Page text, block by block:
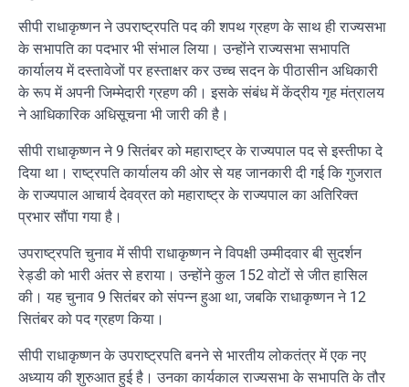
सीपी राधाकृष्णन ने उपराष्ट्रपति पद की शपथ ग्रहण के साथ ही राज्यसभा
के सभापति का पदभार भी संभाल लिया। उन्होंने राज्यसभा सभापति
कार्यालय में दस्तावेजों पर हस्ताक्षर कर उच्च सदन के पीठासीन अधिकारी
के रूप में अपनी जिम्मेदारी ग्रहण की। इसके संबंध में केंद्रीय गृह मंत्रालय
ने आधिकारिक अधिसूचना भी जारी की है।
सीपी राधाकृष्णन ने 9 सितंबर को महाराष्ट्र के राज्यपाल पद से इस्तीफा दे
दिया था। राष्ट्रपति कार्यालय की ओर से यह जानकारी दी गई कि गुजरात
के राज्यपाल आचार्य देवव्रत को महाराष्ट्र के राज्यपाल का अतिरिक्त
प्रभार सौंपा गया है।
उपराष्ट्रपति चुनाव में सीपी राधाकृष्णन ने विपक्षी उम्मीदवार बी सुदर्शन
रेड्डी को भारी अंतर से हराया। उन्होंने कुल 152 वोटों से जीत हासिल
की। यह चुनाव 9 सितंबर को संपन्न हुआ था, जबकि राधाकृष्णन ने 12
सितंबर को पद ग्रहण किया।
सीपी राधाकृष्णन के उपराष्ट्रपति बनने से भारतीय लोकतंत्र में एक नए
अध्याय की शुरुआत हुई है। उनका कार्यकाल राज्यसभा के सभापति के तौर